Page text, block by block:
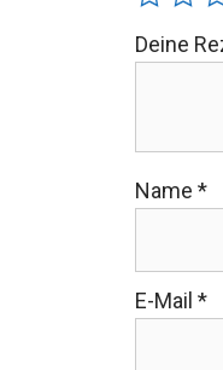
Deine
Name *
E-Mail *